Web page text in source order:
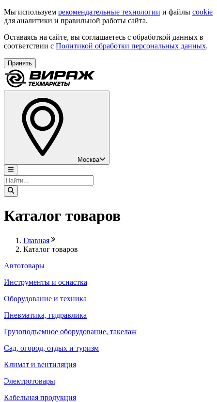
Мы используем рекомендательные технологии и файлы cookie
для аналитики и правильной работы сайта.
Оставаясь на сайте, вы соглашаетесь с обработкой данных в
соответствии с Политикой обработки персональных данных.
Принять
Москва
Каталог товаров
Главная
Каталог товаров
Автотовары
Инструменты и оснастка
Оборудование и техника
Пневматика, гидравлика
Грузоподъемное оборудование, такелаж
Сад, огород, отдых и туризм
Климат и вентиляция
Электротовары
Кабельная продукция